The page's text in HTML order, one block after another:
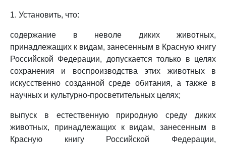
1. Установить, что:
содержание в неволе диких животных,
принадлежащих к видам, занесенным в Красную книгу
Российской Федерации, допускается только в целях
сохранения и воспроизводства этих животных в
искусственно созданной среде обитания, а также в
научных и культурно-просветительных целях;
выпуск в естественную природную среду диких
животных, принадлежащих к видам, занесенным в
Красную книгу Российской Федерации,